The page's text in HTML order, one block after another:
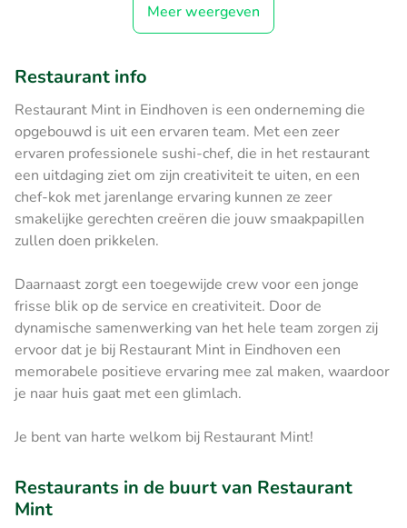
Meer weergeven
Restaurant info
Restaurant Mint in Eindhoven is een onderneming die
opgebouwd is uit een ervaren team. Met een zeer
ervaren professionele sushi-chef, die in het restaurant
een uitdaging ziet om zijn creativiteit te uiten, en een
chef-kok met jarenlange ervaring kunnen ze zeer
smakelijke gerechten creëren die jouw smaakpapillen
zullen doen prikkelen.
Daarnaast zorgt een toegewijde crew voor een jonge
frisse blik op de service en creativiteit. Door de
dynamische samenwerking van het hele team zorgen zij
ervoor dat je bij Restaurant Mint in Eindhoven een
memorabele positieve ervaring mee zal maken, waardoor
je naar huis gaat met een glimlach.
Je bent van harte welkom bij Restaurant Mint!
Restaurants in de buurt van Restaurant
Mint